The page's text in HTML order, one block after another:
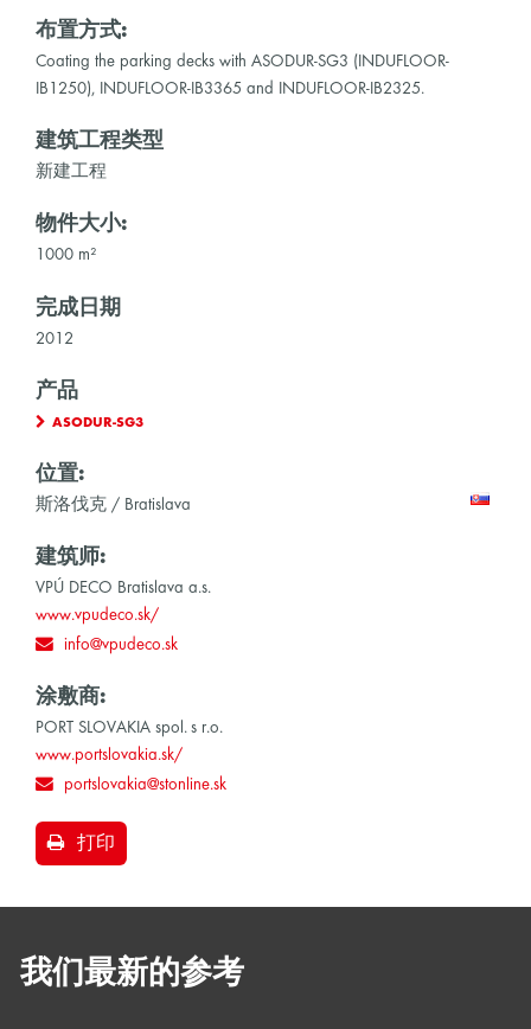
布置方式:
Coating the parking decks with ASODUR-SG3 (INDUFLOOR-
IB1250), INDUFLOOR-IB3365 and INDUFLOOR-IB2325.
建筑工程类型
新建工程
物件大小:
1000 m²
完成日期
2012
产品
ASODUR-SG3
位置:
斯洛伐克 / Bratislava
建筑师:
VPÚ DECO Bratislava a.s.
www.vpudeco.sk/
info@vpudeco.sk
涂敷商:
PORT SLOVAKIA spol. s r.o.
www.portslovakia.sk/
portslovakia@stonline.sk
打印
我们最新的参考